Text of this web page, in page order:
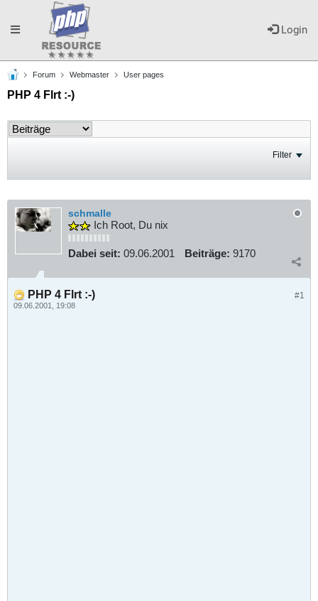
Login
Toggle
navigation
Forum Webmaster User pages
PHP 4 Flrt :-)
Filter
schmalle
Ich Root, Du nix
Dabei seit: 09.06.2001 Beiträge: 9170
#1
PHP 4 Flrt :-)
09.06.2001, 19:08